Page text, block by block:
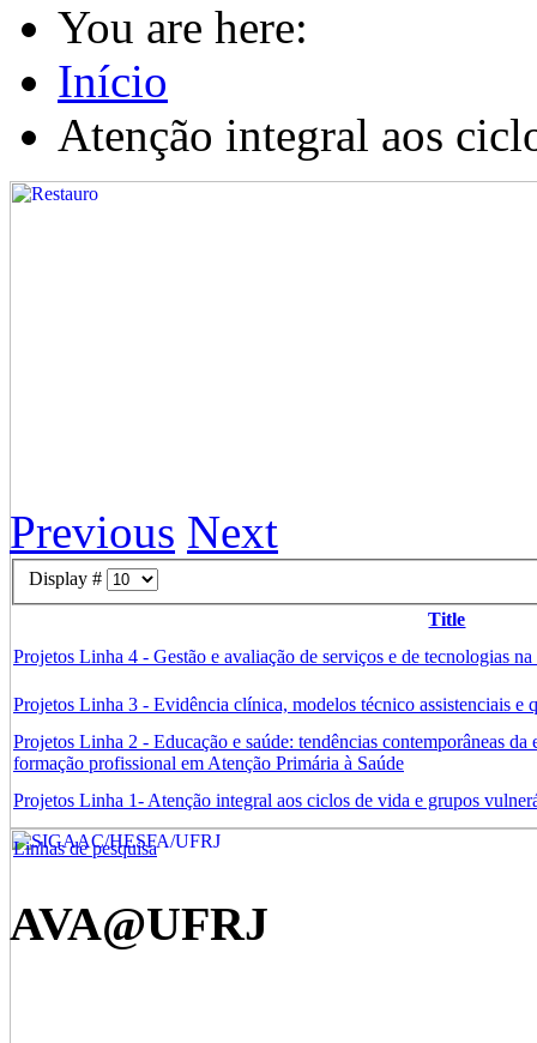
You are here:
Início
Atenção integral aos
Previous Next
Display #
Title
Projetos Linha 4 - Gestão e avaliação de serviços e de tecnologias
Projetos Linha 3 - Evidência clínica, modelos técnico assistenciais e
Projetos Linha 2 - Educação e saúde: tendências contemporâneas da
formação profissional em Atenção Primária à Saúde
Projetos Linha 1- Atenção integral aos ciclos de vida e grupos
Linhas de pesquisa
AVA@UFRJ